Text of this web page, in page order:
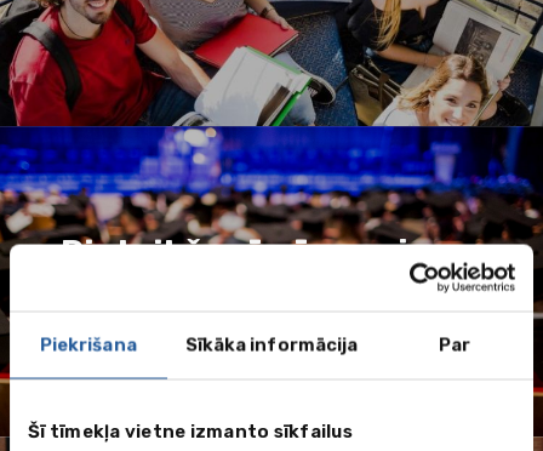
Piekrišana Sīkāka informācija Par
Šī tīmekļa vietne izmanto sīkfailus
Pieteikšanās ārzemju